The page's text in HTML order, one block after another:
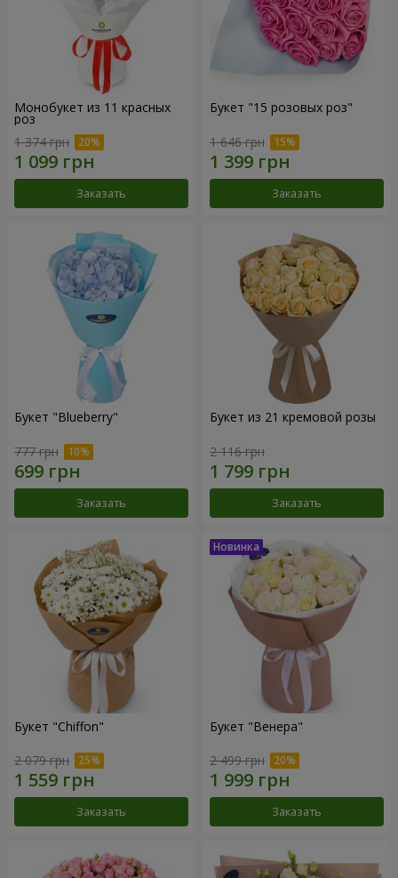
Монобукет из 11 красных
роз
1 374 грн
Заказать
Букет "15 розовых роз"
1 646 грн
Заказать
Букет "Blueberry"
777 грн
Заказать
Букет из 21 кремовой розы
2 116 грн
Заказать
Букет "Chiffon"
2 079 грн
Заказать
Букет "Венера"
2 499 грн
Заказать